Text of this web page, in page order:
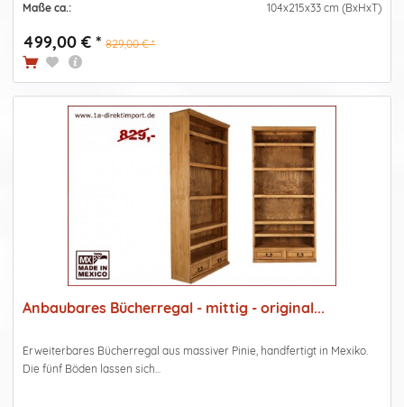
Maße ca.: 104x215x33 cm (BxHxT)
499,00 € * 829,00 € *
Anbaubares Bücherregal - mittig - original...
Erweiterbares Bücherregal aus massiver Pinie, handfertigt in Mexiko.
Die fünf Böden lassen sich...